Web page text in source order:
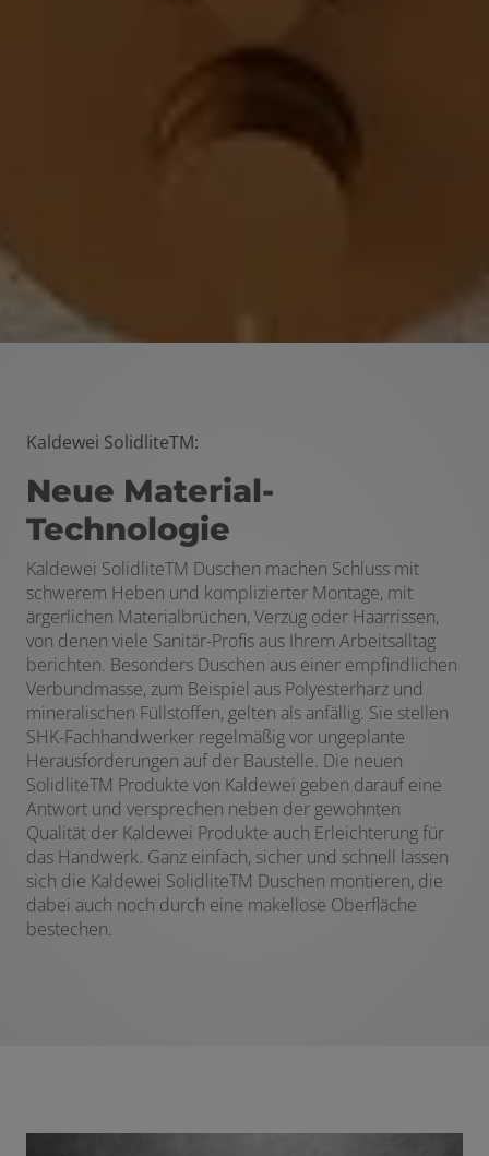
Kaldewei SolidliteTM:
Neue Material-
Technologie
Kaldewei SolidliteTM Duschen machen Schluss mit
schwerem Heben und komplizierter Montage, mit
ärgerlichen Materialbrüchen, Verzug oder Haarrissen,
von denen viele Sanitär-Profis aus Ihrem Arbeitsalltag
berichten. Besonders Duschen aus einer empfindlichen
Verbundmasse, zum Beispiel aus Polyesterharz und
mineralischen Füllstoffen, gelten als anfällig. Sie stellen
SHK-Fachhandwerker regelmäßig vor ungeplante
Herausforderungen auf der Baustelle. Die neuen
SolidliteTM Produkte von Kaldewei geben darauf eine
Antwort und versprechen neben der gewohnten
Qualität der Kaldewei Produkte auch Erleichterung für
das Handwerk. Ganz einfach, sicher und schnell lassen
sich die Kaldewei SolidliteTM Duschen montieren, die
dabei auch noch durch eine makellose Oberfläche
bestechen.